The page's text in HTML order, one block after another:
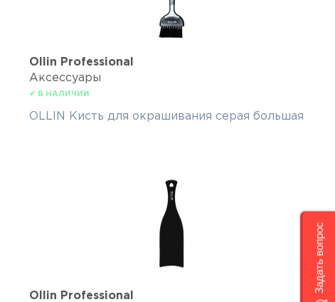
Ollin Professional
Аксессуары
✔ В НАЛИЧИИ
OLLIN Кисть для окрашивания серая большая
Ollin Professional
Задать вопрос